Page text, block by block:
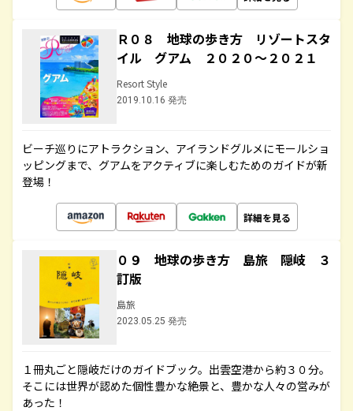
Ｒ０８ 地球の歩き方 リゾートスタ
イル グアム ２０２０～２０２１
Resort Style
2019.10.16 発売
ビーチ巡りにアトラクション、アイランドグルメにモールショ
ッピングまで、グアムをアクティブに楽しむためのガイドが新
登場！
詳細を見る
０９ 地球の歩き方 島旅 隠岐 ３
訂版
島旅
2023.05.25 発売
１冊丸ごと隠岐だけのガイドブック。出雲空港から約３０分。
そこには世界が認めた個性豊かな絶景と、豊かな人々の営みが
あった！